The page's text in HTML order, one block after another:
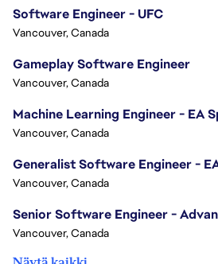
Software Engineer - UFC
Vancouver, Canada
Gameplay Software Engineer
Vancouver, Canada
Machine Learning Engineer - EA
Vancouver, Canada
Generalist Software Engineer -
Vancouver, Canada
Vancouver, Canada